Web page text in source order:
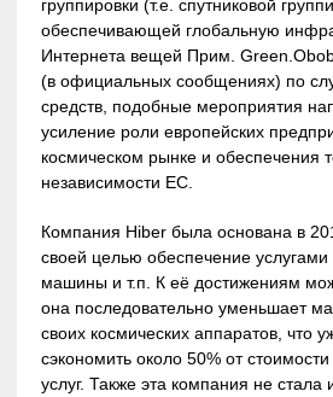
группировки (т.е. спутниковой
обеспечивающей глобальную
Интернета вещей Прим.
(в официальных сообщениях) по
средств, подобные мероприятия
усиление роли европейских
космическом рынке и обеспечения
независимости ЕС.
Компания Hiber была основана в
своей целью обеспечение услугами
машины и т.п. К её достижениям
она последовательно уменьшает
своих космических аппаратов, что
сэкономить около 50% от
услуг. Также эта компания не стала